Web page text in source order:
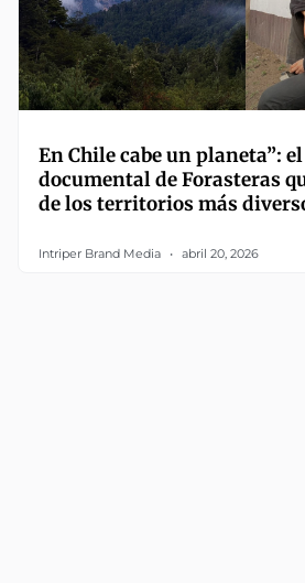
En Chile cabe un planeta”:
documental de Forasteras
de los territorios más
Intriper Brand Media abril 20, 2026